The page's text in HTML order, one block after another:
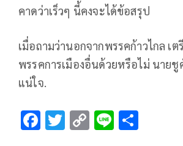
คาดว่าเร็วๆ นี้คงจะได้ข้อสรุป
เมื่อถามว่านอกจากพรรคก้าวไกล เ
พรรคการเมืองอื่นด้วยหรือไม่ นายชู
แน่ใจ.
F T C Li